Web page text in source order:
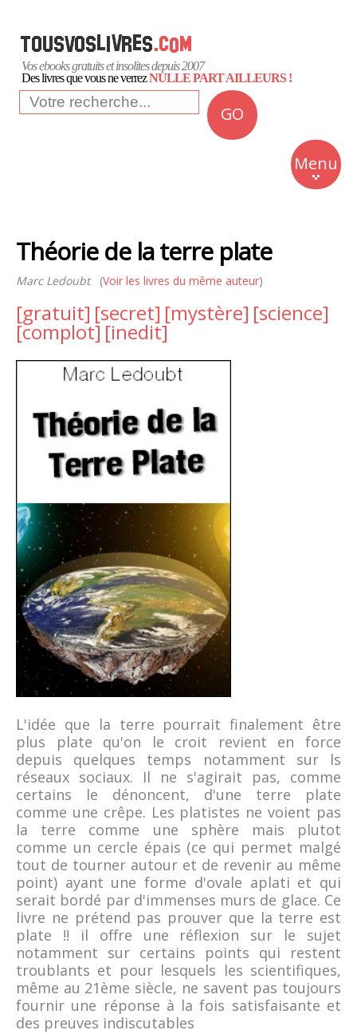
Vos ebooks gratuits et insolites depuis 2007
Des livres que vous ne verrezNULLE PART AILLEURS !
GO
Menu
Insolite
Business
Culture
Quotidien
Théorie de la terre plate
Marc Ledoubt(Voir les livres du même auteur)
[gratuit] [secret] [mystère] [science]
[complot] [inedit]
L'idée que la terre pourrait finalement être
plus plate qu'on le croit revient en force
depuis quelques temps notamment sur ls
réseaux sociaux. Il ne s'agirait pas, comme
certains le dénoncent, d'une terre plate
comme une crêpe. Les platistes ne voient pas
la terre comme une sphère mais plutot
comme un cercle épais (ce qui permet malgé
tout de tourner autour et de revenir au même
point) ayant une forme d'ovale aplati et qui
serait bordé par d'immenses murs de glace. Ce
livre ne prétend pas prouver que la terre est
plate !! il offre une réflexion sur le sujet
notamment sur certains points qui restent
troublants et pour lesquels les scientifiques,
même au 21ème siècle, ne savent pas toujours
fournir une réponse à la fois satisfaisante et
des preuves indiscutables